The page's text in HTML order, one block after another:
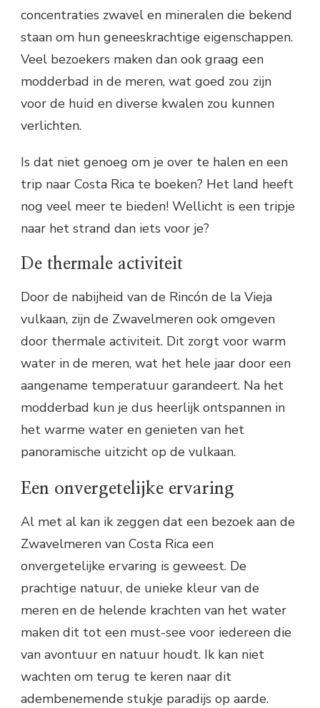
concentraties zwavel en mineralen die bekend
staan om hun geneeskrachtige eigenschappen.
Veel bezoekers maken dan ook graag een
modderbad in de meren, wat goed zou zijn
voor de huid en diverse kwalen zou kunnen
verlichten.
Is dat niet genoeg om je over te halen en een
trip naar Costa Rica te boeken? Het land heeft
nog veel meer te bieden! Wellicht is een tripje
naar het strand dan iets voor je?
De thermale activiteit
Door de nabijheid van de Rincón de la Vieja
vulkaan, zijn de Zwavelmeren ook omgeven
door thermale activiteit. Dit zorgt voor warm
water in de meren, wat het hele jaar door een
aangename temperatuur garandeert. Na het
modderbad kun je dus heerlijk ontspannen in
het warme water en genieten van het
panoramische uitzicht op de vulkaan.
Een onvergetelijke ervaring
Al met al kan ik zeggen dat een bezoek aan de
Zwavelmeren van Costa Rica een
onvergetelijke ervaring is geweest. De
prachtige natuur, de unieke kleur van de
meren en de helende krachten van het water
maken dit tot een must-see voor iedereen die
van avontuur en natuur houdt. Ik kan niet
wachten om terug te keren naar dit
adembenemende stukje paradijs op aarde.